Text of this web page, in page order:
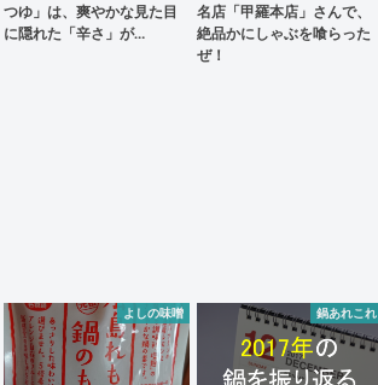
つゆ」は、爽やかな見た目
に隠れた「辛さ」が…
名店「甲羅本店」さんで、
絶品かにしゃぶを喰らった
ぜ！
よしの味噌 鍋あれこれ